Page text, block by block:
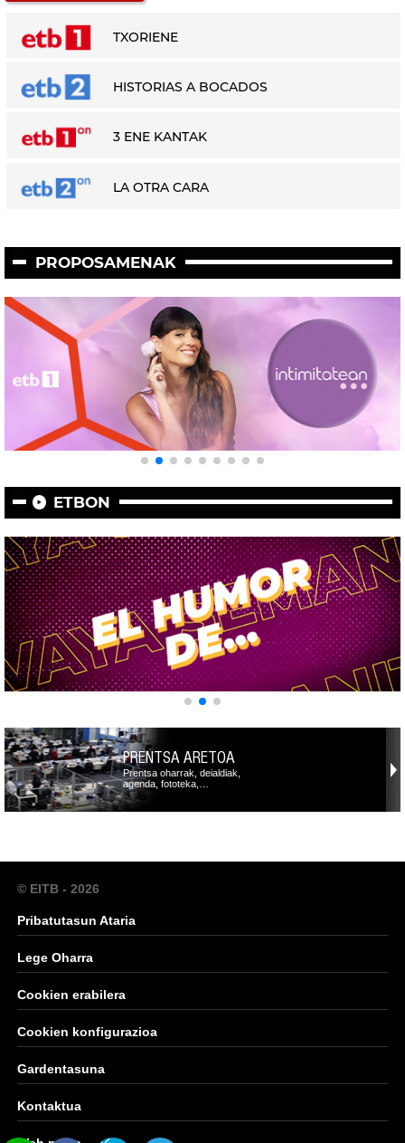
TXORIENE
HISTORIAS A BOCADOS
3 ENE KANTAK
LA OTRA CARA
PROPOSAMENAK
ETBON
PRENTSA ARETOA
Prentsa oharrak, deialdiak,
agenda, fototeka,…
© EITB - 2026
Pribatutasun Ataria
Lege Oharra
Cookien erabilera
Cookien konfigurazioa
Gardentasuna
Kontaktua